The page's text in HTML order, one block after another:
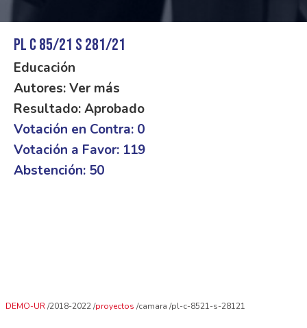
PL C 85/21 S 281/21
Educación
Autores: Ver más
Resultado: Aprobado
Votación en Contra: 0
Votación a Favor: 119
Abstención: 50
DEMO-UR 2018-2022 proyectos camara pl-c-8521-s-28121